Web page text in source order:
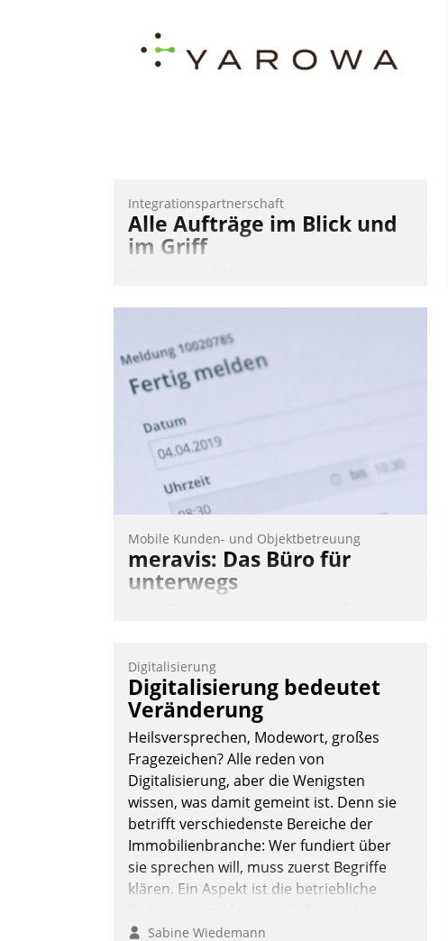
Entwicklung setzte man auf
Cloudtechnologie, bewährte und Startup-
Integrationspartnerschaft
Alle Aufträge im Blick und
im Griff
und Verwaltung von Aufträgen der
operativen Instandhaltung in die SAP-
Systemlandschaft deutscher
beschleunigt damit den Weg vom
Mieteranliegen zum Dienstleisterauftrag.
Mobile Kunden- und Objektbetreuung
meravis: Das Büro für
unterwegs
Mitarbeiter von Datatrain. Die meravis
Wohnungsbau- und Immobilien GmbH
hat sich dabei für den Betrieb der Lösung
über die SAP Cloud Platform entschieden
- als erstes Unternehmen am
Wohnungsmarkt.
Andreas Lerchner
Digitalisierung
Digitalisierung bedeutet
Veränderung
Heilsversprechen, Modewort, großes
Fragezeichen? Alle reden von
Digitalisierung, aber die Wenigsten
wissen, was damit gemeint ist. Denn sie
betrifft verschiedenste Bereiche der
Immobilienbranche: Wer fundiert über
sie sprechen will, muss zuerst Begriffe
klären. Ein Aspekt ist die betriebliche
ermöglichen große Einsparungen durch
Sabine Wiedemann